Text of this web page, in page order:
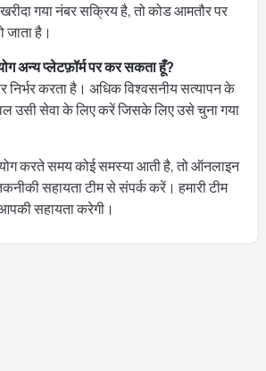
गया नंबर सक्रिय है, तो कोड आमतौर पर
जाता है।
अन्य प्लेटफ़ॉर्म पर कर सकता हूँ?
निर्भर करता है। अधिक विश्वसनीय सत्यापन के
उसी सेवा के लिए करें जिसके लिए उसे चुना गया
करते समय कोई समस्या आती है, तो ऑनलाइन
सहायता टीम से संपर्क करें। हमारी टीम
सहायता करेगी।